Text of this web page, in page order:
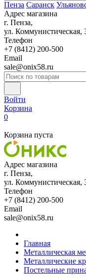
Пенза Саранск
Адрес магазина
г. Пенза,
ул. Коммунистическая,
Телефон
+7 (8412) 200-500
Email
sale@onix58.ru
Войти
Корзина
0
Корзина пуста
Адрес магазина
г. Пенза,
ул. Коммунистическая,
Телефон
+7 (8412) 200-500
Email
sale@onix58.ru
Главная
Металлическая
Металлические
Постельные